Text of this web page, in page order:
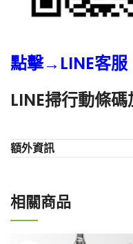
點擊→LINE客服
LINE掃行動條
額外資訊
相關商品